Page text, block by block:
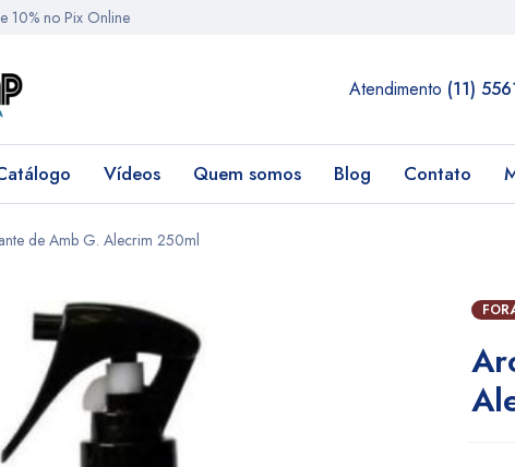
10% no Pix Online
Atendimento (11)
Vídeos Quem somos Blog Contato
de Amb G. Alecrim 250ml